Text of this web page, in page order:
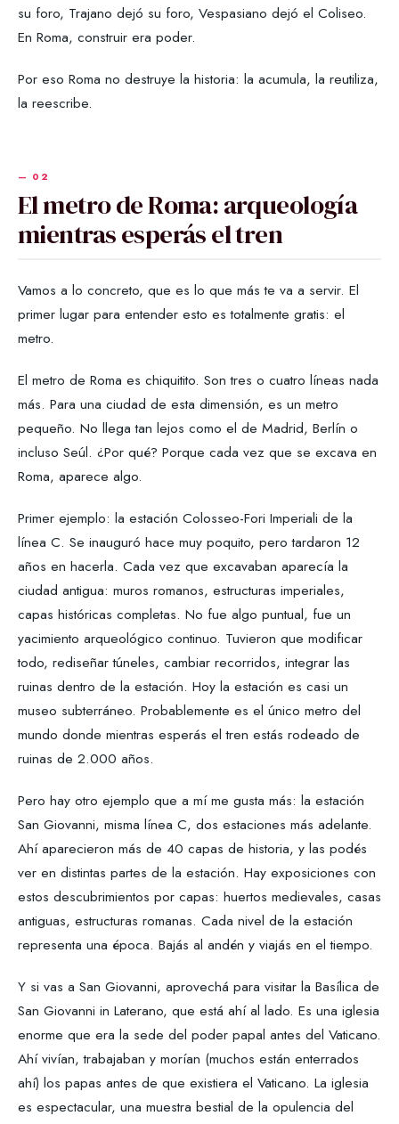
su foro, Trajano dejó su foro, Vespasiano dejó el Coliseo.
En Roma, construir era poder.
Por eso Roma no destruye la historia: la acumula, la reutiliza,
la reescribe.
El metro de Roma: arqueología
mientras esperás el tren
Vamos a lo concreto, que es lo que más te va a servir. El
primer lugar para entender esto es totalmente gratis: el
metro.
El metro de Roma es chiquitito. Son tres o cuatro líneas nada
más. Para una ciudad de esta dimensión, es un metro
pequeño. No llega tan lejos como el de Madrid, Berlín o
incluso Seúl. ¿Por qué? Porque cada vez que se excava en
Roma, aparece algo.
Primer ejemplo: la estación Colosseo-Fori Imperiali de la
línea C. Se inauguró hace muy poquito, pero tardaron 12
años en hacerla. Cada vez que excavaban aparecía la
ciudad antigua: muros romanos, estructuras imperiales,
capas históricas completas. No fue algo puntual, fue un
yacimiento arqueológico continuo. Tuvieron que modificar
todo, rediseñar túneles, cambiar recorridos, integrar las
ruinas dentro de la estación. Hoy la estación es casi un
museo subterráneo. Probablemente es el único metro del
mundo donde mientras esperás el tren estás rodeado de
ruinas de 2.000 años.
Pero hay otro ejemplo que a mí me gusta más: la estación
San Giovanni, misma línea C, dos estaciones más adelante.
Ahí aparecieron más de 40 capas de historia, y las podés
ver en distintas partes de la estación. Hay exposiciones con
estos descubrimientos por capas: huertos medievales, casas
antiguas, estructuras romanas. Cada nivel de la estación
representa una época. Bajás al andén y viajás en el tiempo.
Y si vas a San Giovanni, aprovechá para visitar la Basílica de
San Giovanni in Laterano, que está ahí al lado. Es una iglesia
enorme que era la sede del poder papal antes del Vaticano.
Ahí vivían, trabajaban y morían (muchos están enterrados
ahí) los papas antes de que existiera el Vaticano. La iglesia
es espectacular, una muestra bestial de la opulencia del